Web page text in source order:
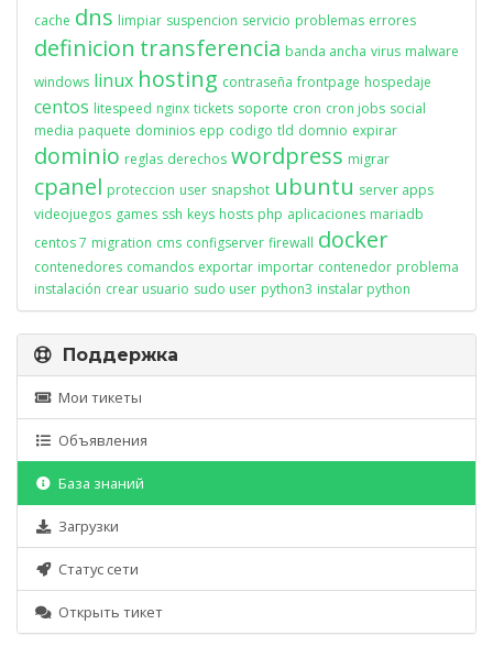
cache dns limpiar suspencion servicio problemas errores
definicion transferencia banda ancha virus malware
windows linux hosting contraseña frontpage hospedaje
centos litespeed nginx tickets soporte cron cron jobs social
media paquete dominios epp codigo tld domnio expirar
dominio reglas derechos wordpress migrar
cpanel proteccion user snapshot ubuntu server apps
videojuegos games ssh keys hosts php aplicaciones mariadb
centos 7 migration cms configserver firewall docker
contenedores comandos exportar importar contenedor problema
instalación crear usuario sudo user python3 instalar python
Поддержка
Мои тикеты
Объявления
База знаний
Загрузки
Статус сети
Открыть тикет